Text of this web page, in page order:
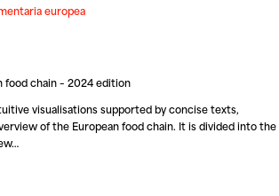
europea
food chain – 2024 edition
visualisations supported by concise texts,
of the European food chain. It is divided into the